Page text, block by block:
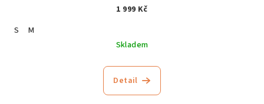
1 999 Kč
S
M
Skladem
Detail